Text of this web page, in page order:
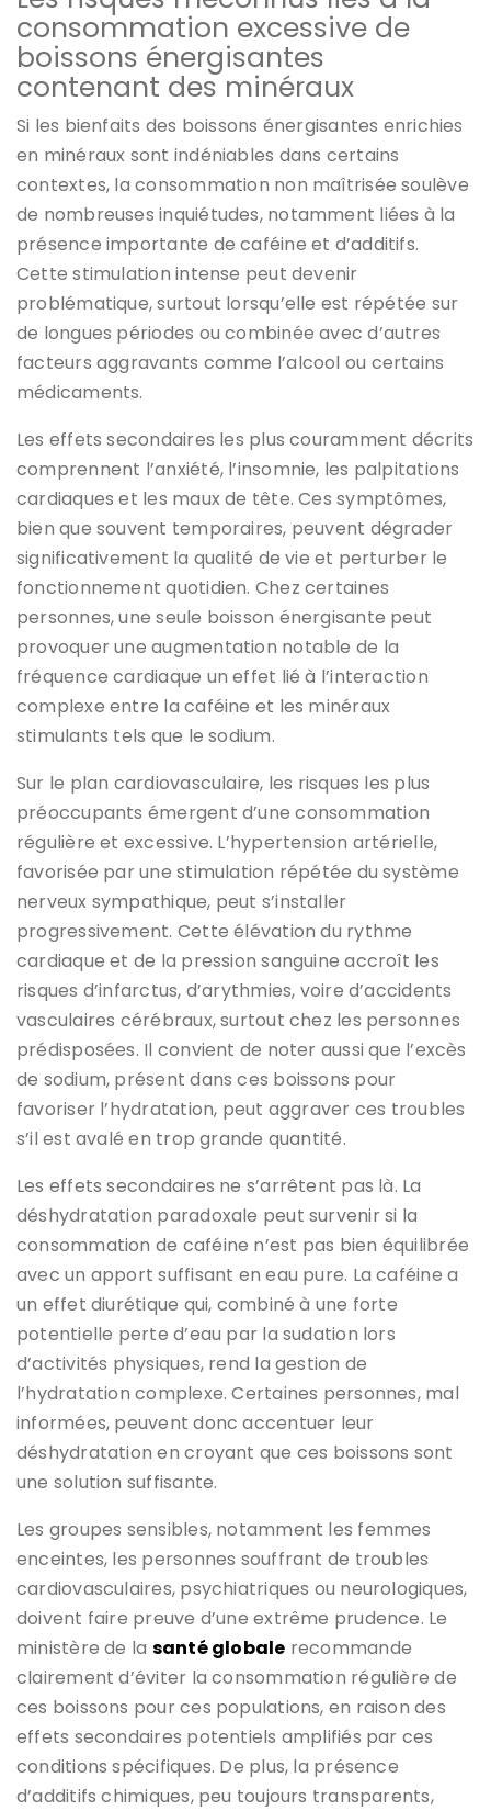
consommation excessive de
boissons énergisantes
contenant des minéraux
Si les bienfaits des boissons énergisantes enrichies
en minéraux sont indéniables dans certains
contextes, la consommation non maîtrisée soulève
de nombreuses inquiétudes, notamment liées à la
présence importante de caféine et d’additifs.
Cette stimulation intense peut devenir
problématique, surtout lorsqu’elle est répétée sur
de longues périodes ou combinée avec d’autres
facteurs aggravants comme l’alcool ou certains
médicaments.
Les effets secondaires les plus couramment décrits
comprennent l’anxiété, l’insomnie, les palpitations
cardiaques et les maux de tête. Ces symptômes,
bien que souvent temporaires, peuvent dégrader
significativement la qualité de vie et perturber le
fonctionnement quotidien. Chez certaines
personnes, une seule boisson énergisante peut
provoquer une augmentation notable de la
fréquence cardiaque un effet lié à l’interaction
complexe entre la caféine et les minéraux
stimulants tels que le sodium.
Sur le plan cardiovasculaire, les risques les plus
préoccupants émergent d’une consommation
régulière et excessive. L’hypertension artérielle,
favorisée par une stimulation répétée du système
nerveux sympathique, peut s’installer
progressivement. Cette élévation du rythme
cardiaque et de la pression sanguine accroît les
risques d’infarctus, d’arythmies, voire d’accidents
vasculaires cérébraux, surtout chez les personnes
prédisposées. Il convient de noter aussi que l’excès
de sodium, présent dans ces boissons pour
favoriser l’hydratation, peut aggraver ces troubles
s’il est avalé en trop grande quantité.
Les effets secondaires ne s’arrêtent pas là. La
déshydratation paradoxale peut survenir si la
consommation de caféine n’est pas bien équilibrée
avec un apport suffisant en eau pure. La caféine a
un effet diurétique qui, combiné à une forte
potentielle perte d’eau par la sudation lors
d’activités physiques, rend la gestion de
l’hydratation complexe. Certaines personnes, mal
informées, peuvent donc accentuer leur
déshydratation en croyant que ces boissons sont
une solution suffisante.
Les groupes sensibles, notamment les femmes
enceintes, les personnes souffrant de troubles
cardiovasculaires, psychiatriques ou neurologiques,
doivent faire preuve d’une extrême prudence. Le
ministère de la santé globale recommande
clairement d’éviter la consommation régulière de
ces boissons pour ces populations, en raison des
effets secondaires potentiels amplifiés par ces
conditions spécifiques. De plus, la présence
d’additifs chimiques, peu toujours transparents,